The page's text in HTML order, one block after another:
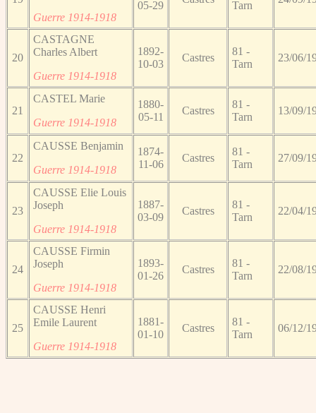
Guerre 1914-1918
05-29 Tarn
20
CASTAGNE
Charles Albert
Guerre 1914-1918
1892-
10-03
Castres
81 -
Tarn
23/06/
21
CASTEL Marie
Guerre 1914-1918
1880-
05-11
Castres
81 -
Tarn
13/09/
22
CAUSSE Benjamin
Guerre 1914-1918
1874-
11-06
Castres
81 -
Tarn
27/09/
23
CAUSSE Elie Louis
Joseph
Guerre 1914-1918
1887-
03-09
Castres
81 -
Tarn
22/04/
24
CAUSSE Firmin
Joseph
Guerre 1914-1918
1893-
01-26
Castres
81 -
Tarn
22/08/
25
CAUSSE Henri
Emile Laurent
Guerre 1914-1918
1881-
01-10
Castres
81 -
Tarn
06/12/